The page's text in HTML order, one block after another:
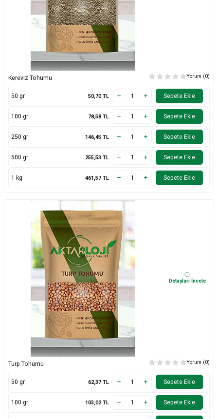
Kereviz Tohumu Yorum (0)
50 gr 50,70TL Sepete Ekle
100 gr 78,58TL Sepete Ekle
250 gr 146,45 TL Sepete Ekle
500 gr 255,53 TL Sepete Ekle
1 kg 461,57 TL Sepete Ekle
Detayları İncele
Turp Tohumu Yorum (0)
50 gr 62,37 TL Sepete Ekle
100 gr 103,02TL Sepete Ekle